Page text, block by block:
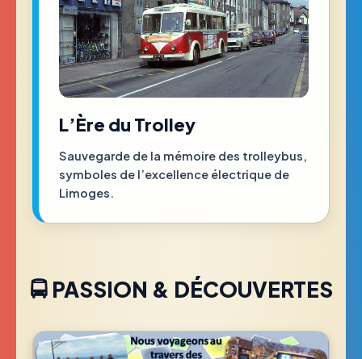
L’Ère du Trolley
Sauvegarde de la mémoire des trolleybus,
symboles de l’excellence électrique de
Limoges.
🚍 PASSION & DÉCOUVERTES